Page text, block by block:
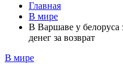
Главная
В мире
В Варшаве у белоруса
денег за возврат
В мире